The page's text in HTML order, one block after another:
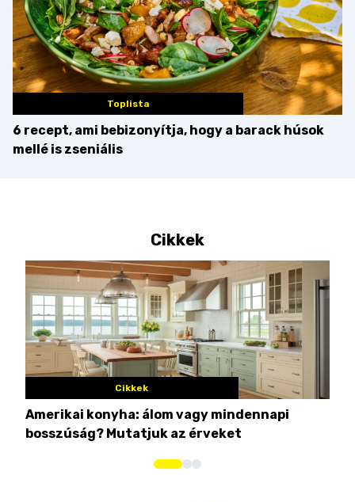
Toplista
6 recept, ami bebizonyítja, hogy a barack húsok
mellé is zseniális
Cikkek
Cikkek
Amerikai konyha: álom vagy mindennapi
bosszúság? Mutatjuk az érveket